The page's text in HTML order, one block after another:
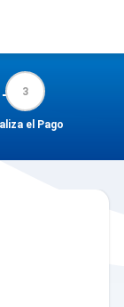
3
el Pago